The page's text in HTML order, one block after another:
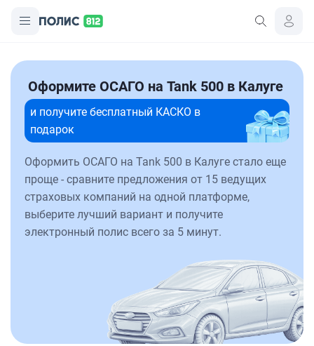
Оформите ОСАГО на Tank 500 в Калуге
и получите бесплатный КАСКО в
подарок
Оформить ОСАГО на Tank 500 в Калуге стало еще
проще - сравните предложения от 15 ведущих
страховых компаний на одной платформе,
выберите лучший вариант и получите
электронный полис всего за 5 минут.